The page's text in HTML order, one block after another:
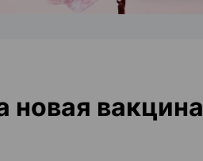
новая вакцина